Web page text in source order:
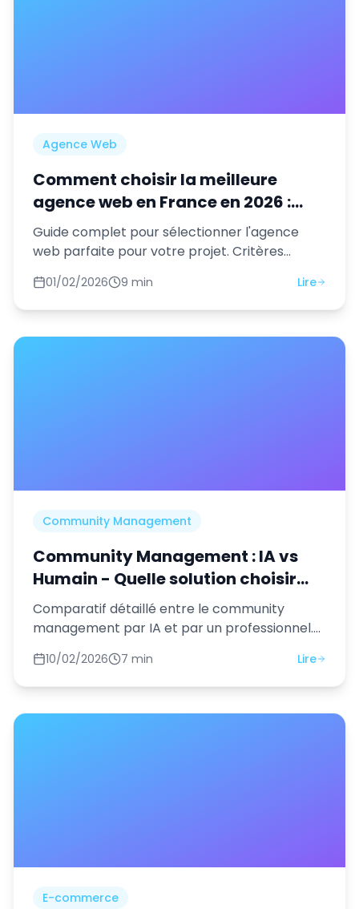
Agence Web
Comment choisir la meilleure
agence web en France en 2026 :
Guide complet
Guide complet pour sélectionner l'agence
web parfaite pour votre projet. Critères
essentiels, questions à poser et pièges à
éviter.
01/02/2026 9 min Lire
Community Management
Community Management : IA vs
Humain - Quelle solution choisir
pour votre entreprise ?
Comparatif détaillé entre le community
management par IA et par un professionnel.
Avantages, inconvénients et cas d'usage pour
chaque approche.
10/02/2026 7 min Lire
E-commerce